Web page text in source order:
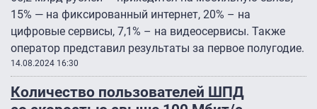
15% — на фиксированный интернет, 20% – на
цифровые сервисы, 7,1% – на видеосервисы. Также
оператор представил результаты за первое полугодие.
14.08.2024 16:30
Количество пользователей ШПД